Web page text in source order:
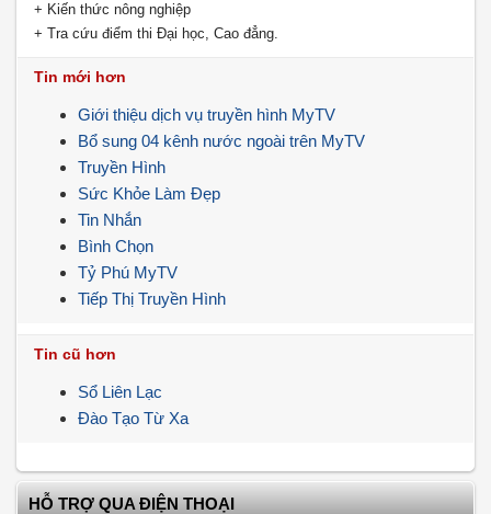
+ Kiến thức nông nghiệp
+ Tra cứu điểm thi Đại học, Cao đẳng.
Tin mới hơn
Giới thiệu dịch vụ truyền hình MyTV
Bổ sung 04 kênh nước ngoài trên MyTV
Truyền Hình
Sức Khỏe Làm Đẹp
Tin Nhắn
Bình Chọn
Tỷ Phú MyTV
Tiếp Thị Truyền Hình
Tin cũ hơn
Sổ Liên Lạc
Đào Tạo Từ Xa
HỖ TRỢ QUA ĐIỆN THOẠI